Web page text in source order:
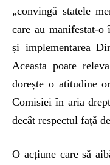
„convingă statele
care au manifestat-o
și implementarea
Aceasta poate
dorește o atitudine
Comisiei în aria
decât respectul față
O acțiune care să